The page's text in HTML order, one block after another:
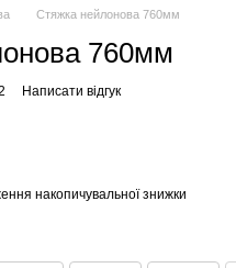
Стяжка нейлонова 760мм
760мм
Написати відгук
накопичувальної знижки